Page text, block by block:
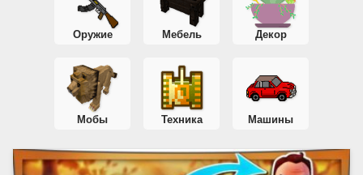
Оружие Мебель Декор
Мобы Техника Машины